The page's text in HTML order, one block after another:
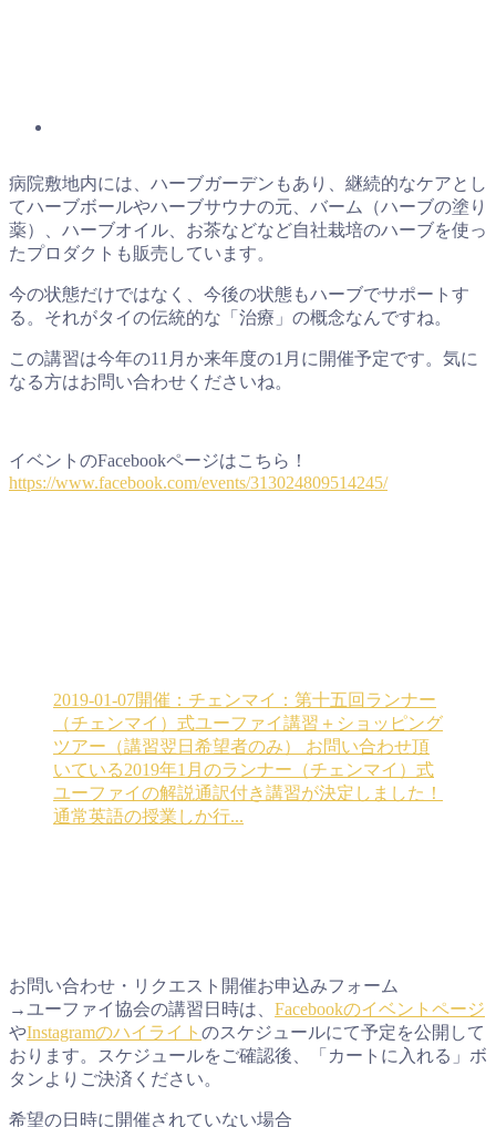
病院敷地内には、ハーブガーデンもあり、継続的なケアとし
てハーブボールやハーブサウナの元、バーム（ハーブの塗り
薬）、ハーブオイル、お茶などなど自社栽培のハーブを使っ
たプロダクトも販売しています。
今の状態だけではなく、今後の状態もハーブでサポートす
る。それがタイの伝統的な「治療」の概念なんですね。
この講習は今年の11月か来年度の1月に開催予定です。気に
なる方はお問い合わせくださいね。
イベントのFacebookページはこちら！
https://www.facebook.com/events/313024809514245/
2019-01-07開催：チェンマイ：第十五回ランナー
（チェンマイ）式ユーファイ講習＋ショッピング
ツアー（講習翌日希望者のみ）
お問い合わせ頂
いている2019年1月のランナー（チェンマイ）式
ユーファイの解説通訳付き講習が決定しました！
通常英語の授業しか行...
お問い合わせ・リクエスト開催お申込みフォーム
→ユーファイ協会の講習日時は、 Facebookのイベントページ
やInstagramのハイライト のスケジュールにて予定を公開して
おります。スケジュールをご確認後、「カートに入れる」ボ
タンよりご決済ください。
希望の日時に開催されていない場合